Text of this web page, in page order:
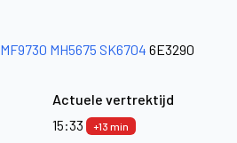
MF9730 MH5675 SK6704 6E3290
Actuele vertrektijd
15:33
+13 min